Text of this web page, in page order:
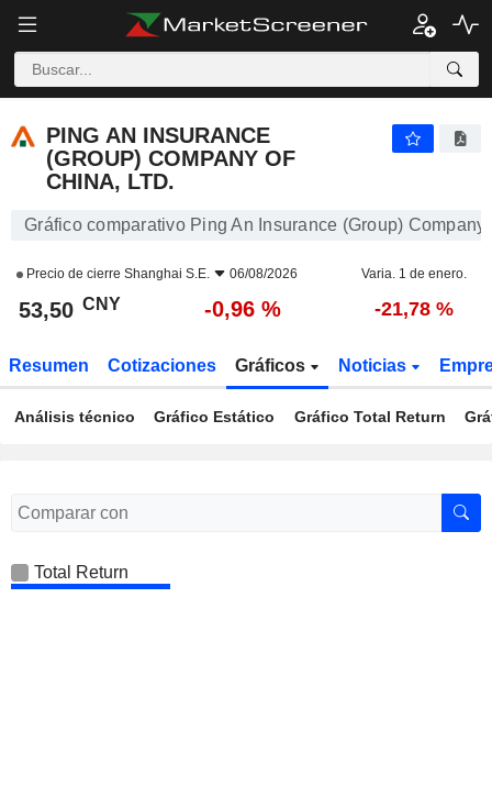
PING AN INSURANCE
(GROUP) COMPANY OF
CHINA, LTD.
Gráfico comparativo Ping An Insurance (Group) Company
Precio de cierre Shanghai S.E. 06/08/2026 Varia. 1 de enero.
53,50 CNY -0,96 % -21,78 %
Resumen Cotizaciones Gráficos Noticias
Análisis técnico Gráfico Estático Gráfico Total Return
Total Return